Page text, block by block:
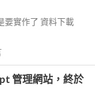
要實作了 資料下載
管理網站，終於